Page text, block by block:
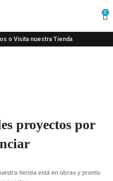
0
o Visita nuestra Tienda
proyectos por
tienda está en obras y pronto